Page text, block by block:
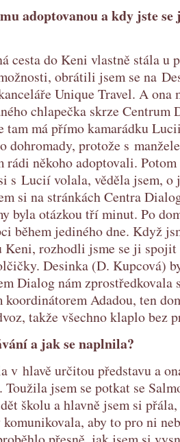
adoptovanou a kdy jste
cesta do Keni vlastně stála u
obrátili jsem se na
Unique Travel. A ona
chlapečka skrze Centrum
tam má přímo kamarádku
dohromady, protože s
rádi někoho adoptovali.
s Lucií volala, věděla jsem, o
si na stránkách Centra
byla otázkou tří minut. Po
během jediného dne. Když
Keni, rozhodli jsme se ji spojit
Desinka (D. Kupcová)
Dialog nám zprostředkovala
koordinátorem Adadou, ten
takže všechno klaplo bez
a jak se naplnila?
v hlavě určitou představu a
jsem se potkat se
školu a hlavně jsem si přála,
aby to pro ni